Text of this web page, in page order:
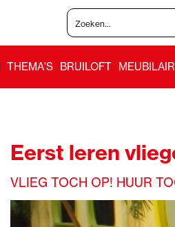
THEMA'S BRUILOFT MEUBILAIR
Eerst leren
VLIEG TOCH OP! HUUR